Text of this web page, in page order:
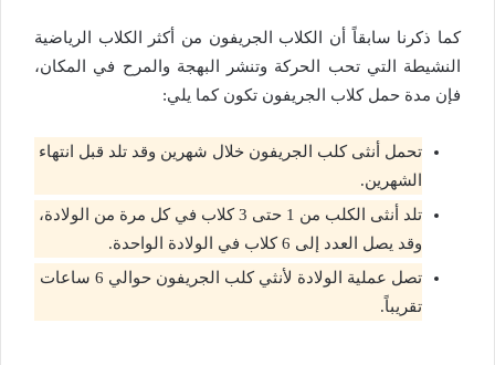
كما ذكرنا سابقاً أن الكلاب الجريفون من أكثر الكلاب الرياضية
النشيطة التي تحب الحركة وتنشر البهجة والمرح في المكان،
فإن مدة حمل كلاب الجريفون تكون كما يلي:
تحمل أنثى كلب الجريفون خلال شهرين وقد تلد قبل انتهاء
الشهرين.
تلد أنثى الكلب من 1 حتى 3 كلاب في كل مرة من الولادة،
وقد يصل العدد إلى 6 كلاب في الولادة الواحدة.
تصل عملية الولادة لأنثي كلب الجريفون حوالي 6 ساعات
تقريباً.